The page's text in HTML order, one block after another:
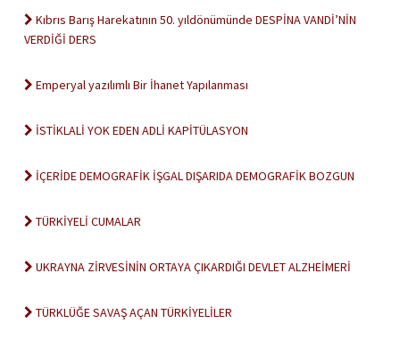
Kıbrıs Barış Harekatının 50. yıldönümünde DESPİNA VANDİ’NİN
VERDİĞİ DERS
Emperyal yazılımlı Bir İhanet Yapılanması
İSTİKLALİ YOK EDEN ADLİ KAPİTÜLASYON
İÇERİDE DEMOGRAFİK İŞGAL DIŞARIDA DEMOGRAFİK BOZGUN
TÜRKİYELİ CUMALAR
UKRAYNA ZİRVESİNİN ORTAYA ÇIKARDIĞI DEVLET ALZHEİMERİ
TÜRKLÜĞE SAVAŞ AÇAN TÜRKİYELİLER